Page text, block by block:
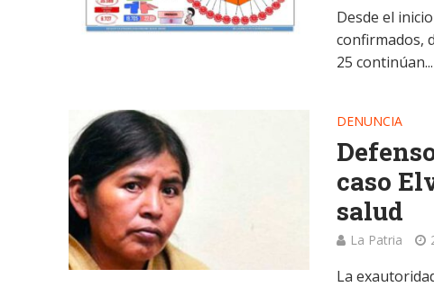
Desde el
confirmados,
25 continúan...
DENUNCIA
caso
salud
La Patria
La